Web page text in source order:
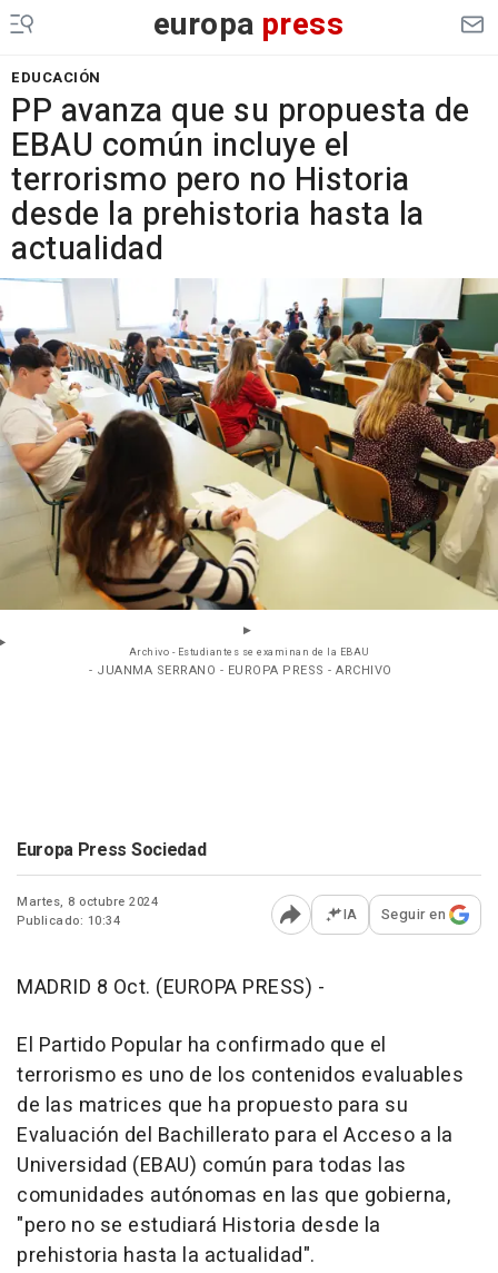
europa press
EDUCACIÓN
PP avanza que su propuesta de
EBAU común incluye el
terrorismo pero no Historia
desde la prehistoria hasta la
actualidad
Archivo - Estudiantes se examinan de la EBAU
- JUANMA SERRANO - EUROPA PRESS - ARCHIVO
Europa Press Sociedad
Martes, 8 octubre 2024
Publicado: 10:34
Abrir opciones para
IA Seguir en
MADRID 8 Oct. (EUROPA PRESS) -
El Partido Popular ha confirmado que el
terrorismo es uno de los contenidos evaluables
de las matrices que ha propuesto para su
Evaluación del Bachillerato para el Acceso a la
Universidad (EBAU) común para todas las
comunidades autónomas en las que gobierna,
"pero no se estudiará Historia desde la
prehistoria hasta la actualidad".